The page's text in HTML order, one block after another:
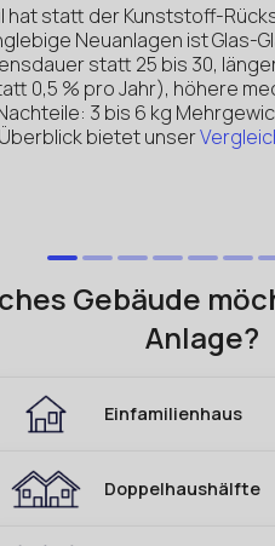
hat statt der Kunststoff-
Neuanlagen ist Glas-
statt 25 bis 30,
0,5 % pro Jahr), höhere
3 bis 6 kg
bietet unser